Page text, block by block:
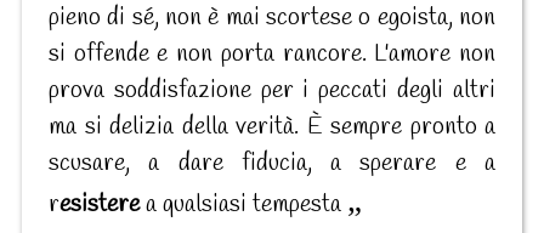
pieno di sé, non è mai scortese o egoista, non
si offende e non porta rancore. L'amore non
prova soddisfazione per i peccati degli altri
ma si delizia della verità. È sempre pronto a
scusare, a dare fiducia, a sperare e a
resisterea qualsiasi tempesta